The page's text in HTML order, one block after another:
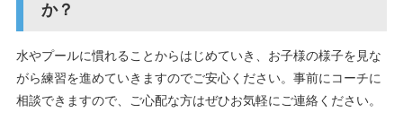
か？
水やプールに慣れることからはじめていき、お子様の様子を見な
がら練習を進めていきますのでご安心ください。事前にコーチに
相談できますので、ご心配な方はぜひお気軽にご連絡ください。